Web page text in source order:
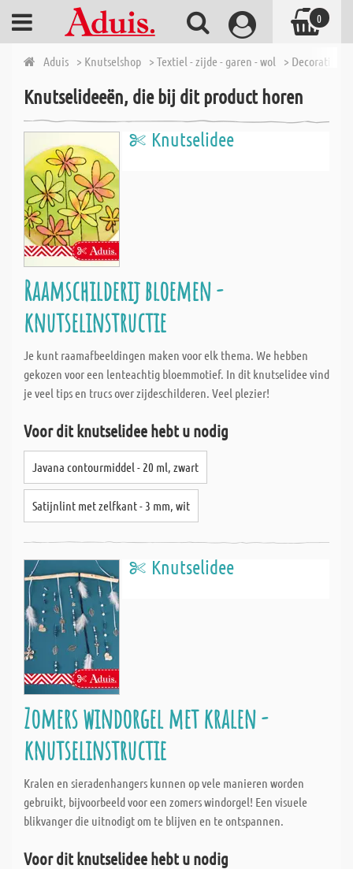
Aduis > Knutselshop > Textiel - zijde - garen - wol > Decoratieve
Knutselideeën, die bij dit product horen
Knutselidee
Raamschilderij bloemen -
knutselinstructie
Je kunt raamafbeeldingen maken voor elk thema. We hebben
gekozen voor een lenteachtig bloemmotief. In dit knutselidee vind
je veel tips en trucs over zijdeschilderen. Veel plezier!
Voor dit knutselidee hebt u nodig
Javana contourmiddel - 20 ml, zwart
Satijnlint met zelfkant - 3 mm, wit
Knutselidee
Zomers windorgel met kralen -
knutselinstructie
Kralen en sieradenhangers kunnen op vele manieren worden
gebruikt, bijvoorbeeld voor een zomers windorgel! Een visuele
blikvanger die uitnodigt om te blijven en te ontspannen.
Voor dit knutselidee hebt u nodig
0